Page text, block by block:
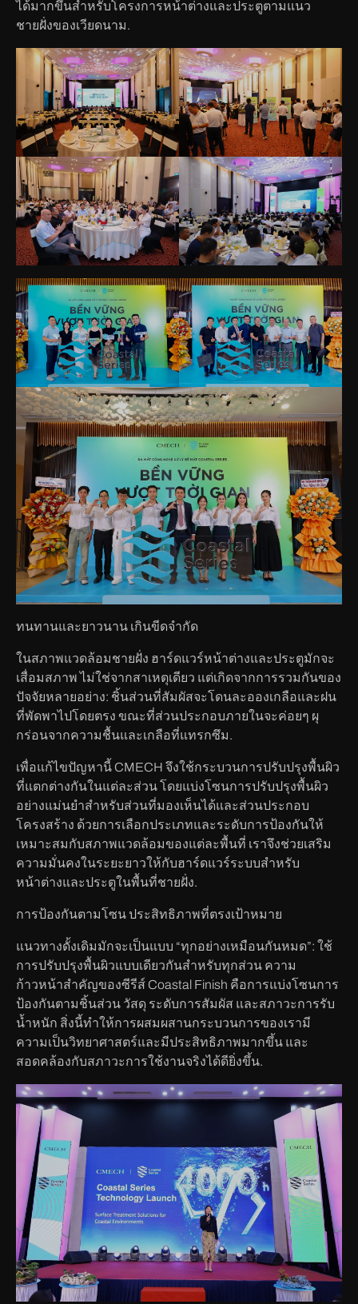
ได้มากขึ้นสำหรับโครงการหน้าต่างและประตูตามแนว
ชายฝั่งของเวียดนาม.
ทนทานและยาวนาน เกินขีดจำกัด
ในสภาพแวดล้อมชายฝั่ง ฮาร์ดแวร์หน้าต่างและประตูมักจะ
เสื่อมสภาพ ไม่ใช่จากสาเหตุเดียว แต่เกิดจากการรวมกันของ
ปัจจัยหลายอย่าง: ชิ้นส่วนที่สัมผัสจะโดนละอองเกลือและฝน
ที่พัดพาไปโดยตรง ขณะที่ส่วนประกอบภายในจะค่อยๆ ผุ
กร่อนจากความชื้นและเกลือที่แทรกซึม.
เพื่อแก้ไขปัญหานี้ CMECH จึงใช้กระบวนการปรับปรุงพื้นผิว
ที่แตกต่างกันในแต่ละส่วน โดยแบ่งโซนการปรับปรุงพื้นผิว
อย่างแม่นยำสำหรับส่วนที่มองเห็นได้และส่วนประกอบ
โครงสร้าง ด้วยการเลือกประเภทและระดับการป้องกันให้
เหมาะสมกับสภาพแวดล้อมของแต่ละพื้นที่ เราจึงช่วยเสริม
ความมั่นคงในระยะยาวให้กับฮาร์ดแวร์ระบบสำหรับ
หน้าต่างและประตูในพื้นที่ชายฝั่ง.
การป้องกันตามโซน ประสิทธิภาพที่ตรงเป้าหมาย
แนวทางดั้งเดิมมักจะเป็นแบบ “ทุกอย่างเหมือนกันหมด”: ใช้
การปรับปรุงพื้นผิวแบบเดียวกันสำหรับทุกส่วน ความ
ก้าวหน้าสำคัญของซีรีส์ Coastal Finish คือการแบ่งโซนการ
ป้องกันตามชิ้นส่วน วัสดุ ระดับการสัมผัส และสภาวะการรับ
น้ำหนัก สิ่งนี้ทำให้การผสมผสานกระบวนการของเรามี
ความเป็นวิทยาศาสตร์และมีประสิทธิภาพมากขึ้น และ
สอดคล้องกับสภาวะการใช้งานจริงได้ดียิ่งขึ้น.